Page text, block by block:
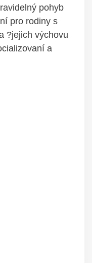
pohyb
pro rodiny s
?jejich výchovu
a